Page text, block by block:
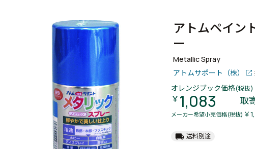
アトムペイ
ー
Metallic Spray
アトムサポート（株）
オレンジブック価格(税抜)
￥ 1,083 取
メーカー希望小売価格(税抜) ￥
local_shipping 送料別途